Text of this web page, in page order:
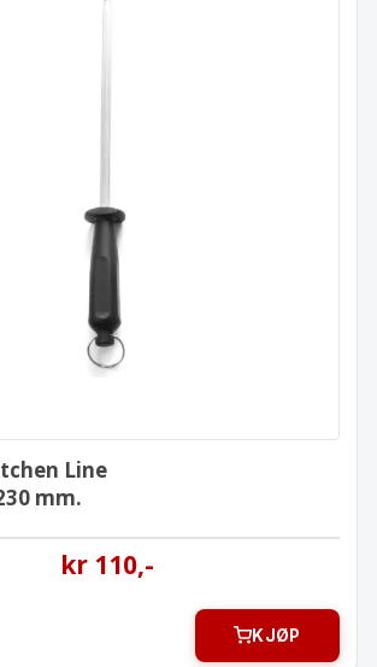
Knivsliper Kitchen Line
Skjerpestål 230 mm.
Line
mm.
kr 110,-
KJØP